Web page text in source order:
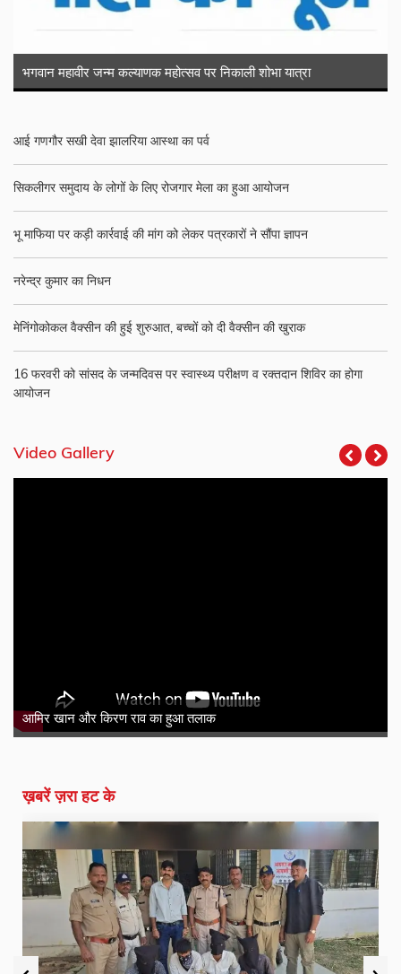
भगवान महावीर जन्म कल्याणक महोत्सव पर निकाली शोभा यात्रा
आई गणगौर सखी देवा झालरिया आस्था का पर्व
सिकलीगर समुदाय के लोगों के लिए रोजगार मेला का हुआ आयोजन
भू माफिया पर कड़ी कार्रवाई की मांग को लेकर पत्रकारों ने सौंपा ज्ञापन
नरेन्द्र कुमार का निधन
मेनिंगोकोकल वैक्सीन की हुई शुरुआत, बच्चों को दी वैक्सीन की खुराक
16 फरवरी को सांसद के जन्मदिवस पर स्वास्थ्य परीक्षण व रक्तदान शिविर का होगा
आयोजन
Video Gallery
ग्राम पंचायत की सड़क ही हो गई चोरी ! उपसरपंच के साथ ग्रामीणों ने की
शिकायत
ख़बरें ज़रा हट के